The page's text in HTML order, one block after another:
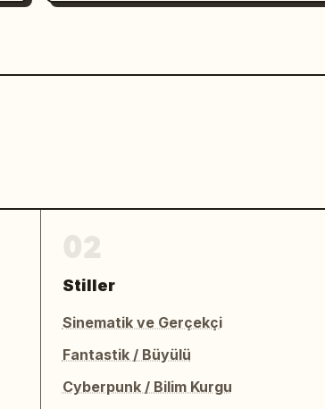
Stiller
Sinematik ve Gerçekçi
Fantastik / Büyülü
Cyberpunk / Bilim Kurgu